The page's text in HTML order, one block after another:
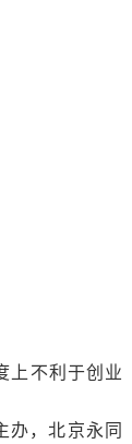
上不利于创业
办，北京永同